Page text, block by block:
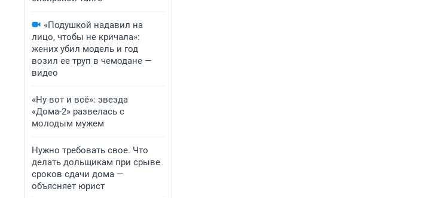
«Подушкой надавил на
лицо, чтобы не кричала»:
жених убил модель и год
возил ее труп в чемодане —
видео
«Ну вот и всё»: звезда
«Дома-2» развелась с
молодым мужем
Нужно требовать свое. Что
делать дольщикам при срыве
сроков сдачи дома —
объясняет юрист